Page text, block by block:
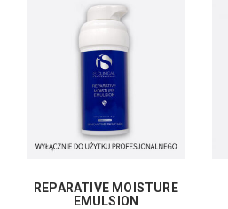
REPARATIVE MOISTURE
EMULSION